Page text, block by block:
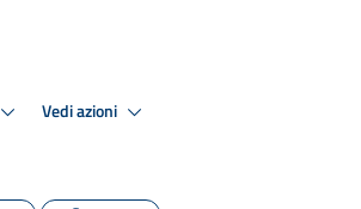
Vedi azioni